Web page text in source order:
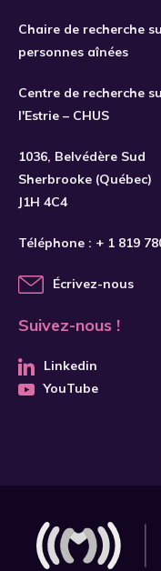
Chaire de recherche
personnes aînées
Centre de recherche
l'Estrie – CHUS
1036, Belvédère Sud
Sherbrooke (Québec)
J1H 4C4
Téléphone : + 1 819
Écrivez-nous
Suivez-nous !
Linkedin
YouTube